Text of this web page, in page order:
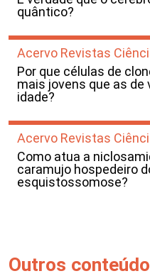
quântico?
Acervo Revistas
Por que células de
mais jovens que as
idade?
Acervo Revistas
Como atua a
caramujo hospedeiro
esquistossomose?
Outros